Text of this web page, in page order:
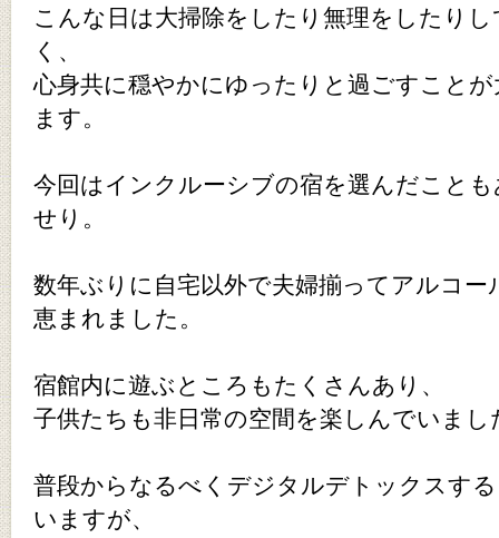
こんな日は大掃除をしたり無理をしたり
く、
心身共に穏やかにゆったりと過ごすこと
ます。
今回はインクルーシブの宿を選んだこと
せり。
数年ぶりに自宅以外で夫婦揃ってアルコー
恵まれました。
宿館内に遊ぶところもたくさんあり、
子供たちも非日常の空間を楽しんでいまし
普段からなるべくデジタルデトックスす
いますが、